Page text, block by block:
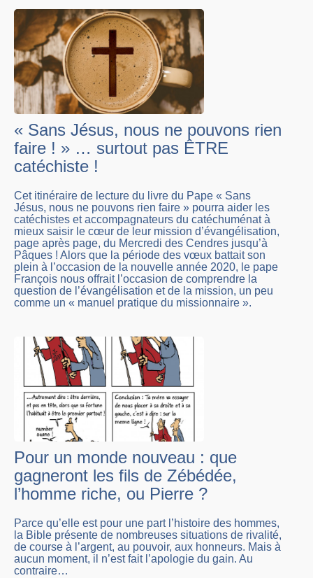
« Sans Jésus, nous ne pouvons rien
faire ! » … surtout pas ÊTRE
catéchiste !
Cet itinéraire de lecture du livre du Pape « Sans
Jésus, nous ne pouvons rien faire » pourra aider les
catéchistes et accompagnateurs du catéchuménat à
mieux saisir le cœur de leur mission d’évangélisation,
page après page, du Mercredi des Cendres jusqu’à
Pâques ! Alors que la période des vœux battait son
plein à l’occasion de la nouvelle année 2020, le pape
François nous offrait l’occasion de comprendre la
question de l’évangélisation et de la mission, un peu
comme un « manuel pratique du missionnaire ».
Pour un monde nouveau : que
gagneront les fils de Zébédée,
l’homme riche, ou Pierre ?
Parce qu’elle est pour une part l’histoire des hommes,
la Bible présente de nombreuses situations de rivalité,
de course à l’argent, au pouvoir, aux honneurs. Mais à
aucun moment, il n’est fait l’apologie du gain. Au
contraire…